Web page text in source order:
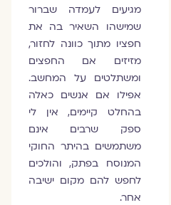
מגיעים לעמדה שברור
שמישהו השאיר בה את
חפציו מתוך כוונה לחזור,
מזיזים אם החפצים
ומשתלטים על המחשב.
אפילו אם אנשים כאלה
בהחלט קיימים, אין לי
ספק שרבים אינם
משתמשים בהיתר החוקי
המנוסח בפתק, והולכים
לחפש להם מקום ישיבה
אחר.